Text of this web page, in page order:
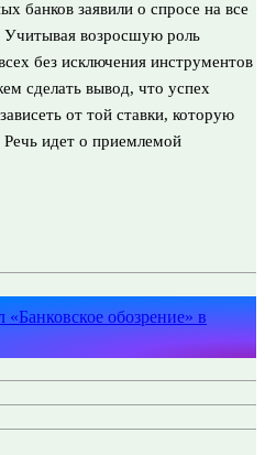
банков заявили о спросе на все
Учитывая возросшую роль
без исключения инструментов
сделать вывод, что успех
от той ставки, которую
идет о приемлемой
обозрение» в